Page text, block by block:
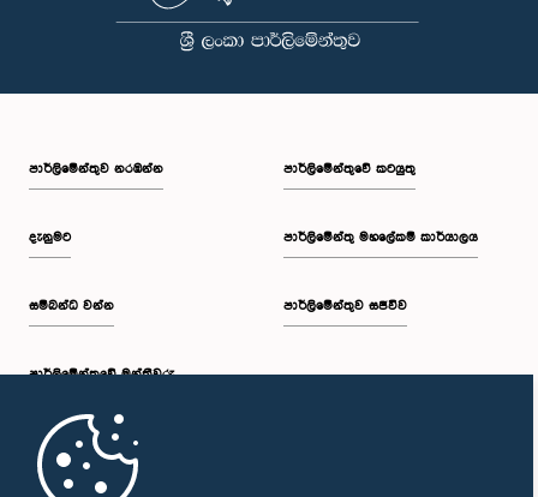
පාර්ලි‌මේන්තුව නරඹන්න
දැනුමට
සම්බන්ධ වන්න
පාර්ලි‌මේන්තුවේ මන්ත්‍රීවරු
මුල් පිටුව
පාර්ලිමේන්තුවේ කටයුතු
පාර්ලිමේන්තු මහලේකම් කාර්යාලය
පාර්ලිමේන්තුව සජීවීව